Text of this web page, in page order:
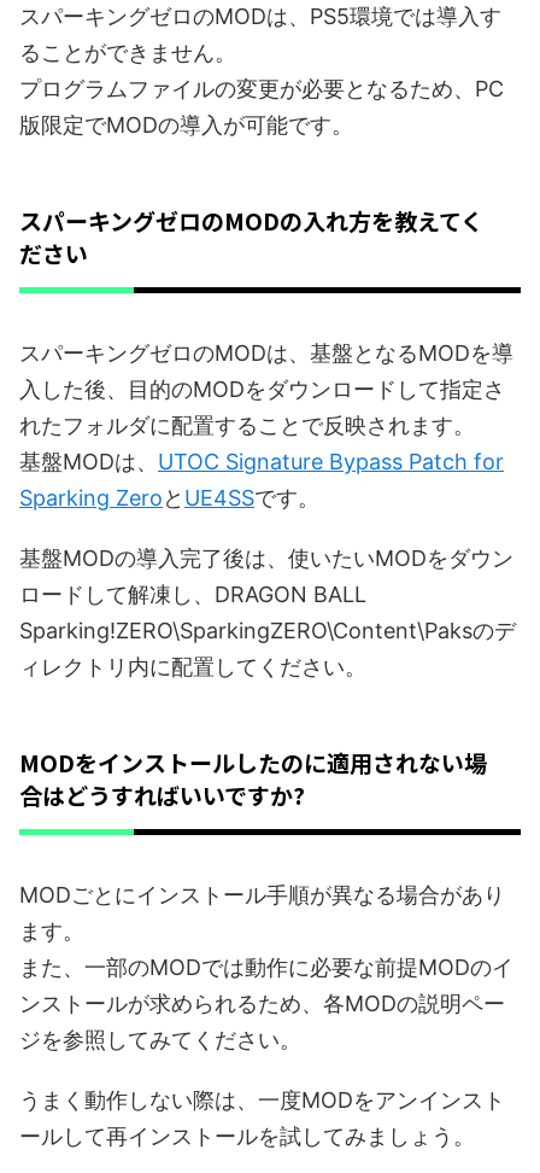
スパーキングゼロのMODは、PS5環境では導入す
ることができません。
プログラムファイルの変更が必要となるため、PC
版限定でMODの導入が可能です。
スパーキングゼロのMODの入れ方を教えてく
ださい
スパーキングゼロのMODは、基盤となるMODを導
入した後、目的のMODをダウンロードして指定さ
れたフォルダに配置することで反映されます。
基盤MODは、 UTOC Signature Bypass Patch for
Sparking Zeroと UE4SSです。
基盤MODの導入完了後は、使いたいMODをダウン
ロードして解凍し、DRAGON BALL
Sparking!ZERO\SparkingZERO\Content\Paksのデ
ィレクトリ内に配置してください。
MODをインストールしたのに適用されない場
合はどうすればいいですか?
MODごとにインストール手順が異なる場合があり
ます。
また、一部のMODでは動作に必要な前提MODのイ
ンストールが求められるため、各MODの説明ペー
ジを参照してみてください。
うまく動作しない際は、一度MODをアンインスト
ールして再インストールを試してみましょう。